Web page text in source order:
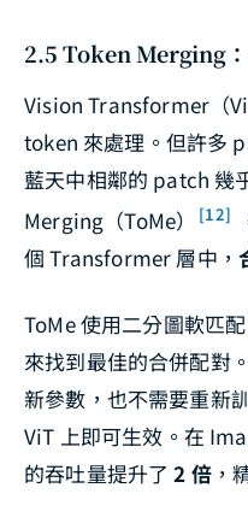
2.5 Token Merging
Vision Transformer（
token 來處理。但許多
藍天中相鄰的 patch 幾
Merging（ToMe）
[12]
個 Transformer 層中，
ToMe 使用二分圖軟匹
來找到最佳的合併配對
新參數，也不需要重
ViT 上即可生效。在
的吞吐量提升了2 倍，